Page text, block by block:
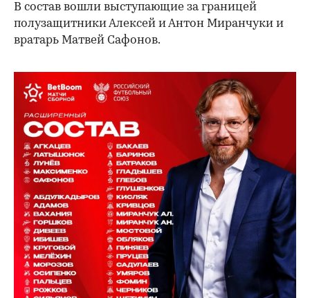
В состав вошли выступающие за границей
полузащитники Алексей и Антон Миранчуки и
вратарь Матвей Сафонов.
00:00 / 00:00